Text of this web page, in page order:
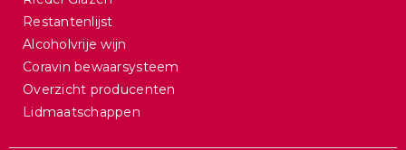
Restantenlijst
Alcoholvrije wijn
Coravin bewaarsysteem
Overzicht producenten
Lidmaatschappen